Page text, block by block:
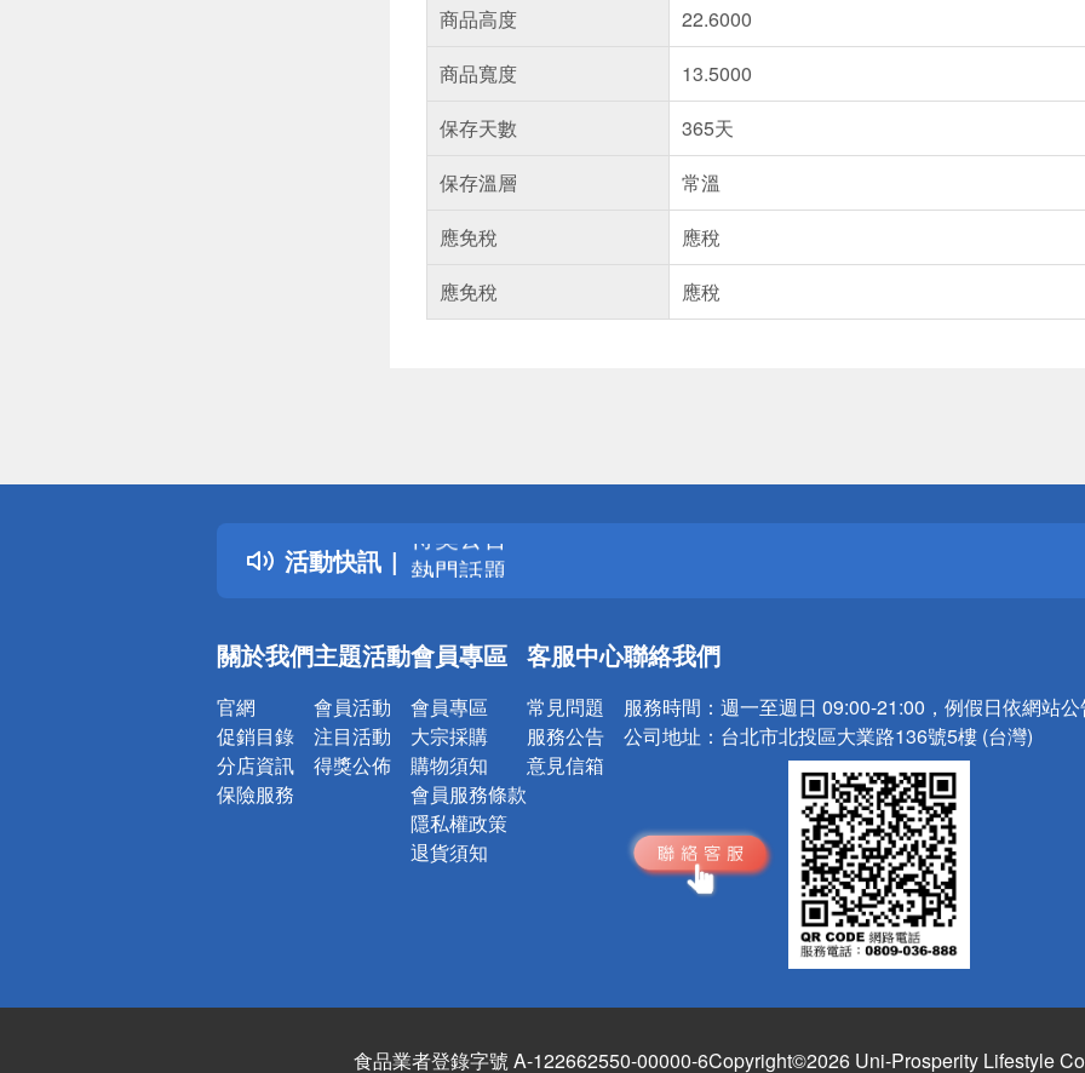
商品高度
22.6000
商品寬度
13.5000
保存天數
365天
保存溫層
常溫
應免稅
應稅
應免稅
應稅
活動快訊
詐騙網頁！請小心！
得獎公告
熱門話題
銀行優惠
詐騙網頁！請小心！
關於我們
官網
促銷目錄
分店資訊
保險服務
主題活動
會員活動
注目活動
得獎公佈
會員專區
會員專區
大宗採購
購物須知
會員服務條款
隱私權政策
退貨須知
客服中心
常見問題
服務公告
意見信箱
聯絡我們
服務時間： 週一至週日 09:00-21:00，例假日依網站
公司地址： 台北市北投區大業路136號5樓 (台灣)
食品業者登錄字號 A-122662550-00000-6Copyright©2026 Uni-Prosperity Lifestyle